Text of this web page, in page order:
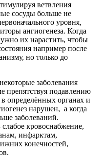
ветвления
сосуды больше не
уровня,
ангиогенеза. Когда
их нарастить, чтобы
например после
но только до
заболевания
препятствуя подавлению
определённых органах и
нарушен, а когда
заболеваний.
слабое кровоснабжение,
инфарктам,
конечностей,